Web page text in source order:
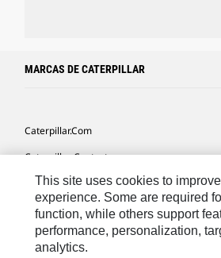
MARCAS DE CATERPILLAR
Caterpillar.com
Caterpillar Contacto
Mis Preferencias De Marketing
Site Map
Cookie Settings
This site uses cookies to
experience. Some are required
function, while others support
performance, personalization,
analytics.